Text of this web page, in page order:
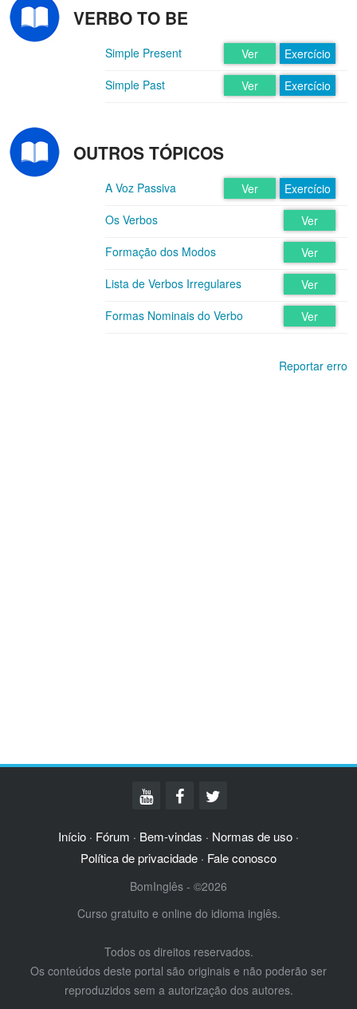
VERBO TO BE
Simple Present Exercício
Ver
Simple Past
Exercício
Ver
OUTROS TÓPICOS
A Voz Passiva Exercício
Ver
Os Verbos
Ver
Formação dos Modos
Ver
Lista de Verbos Irregulares
Ver
Formas Nominais do Verbo
Ver
Reportar erro
Início · Fórum · Bem-vindas · Normas de uso ·
Política de privacidade · Fale conosco
BomInglês - ©2026
Curso gratuito e online do idioma inglês.
Todos os direitos reservados.
Os conteúdos deste portal são originais e não poderão ser
reproduzidos sem a autorização dos autores.